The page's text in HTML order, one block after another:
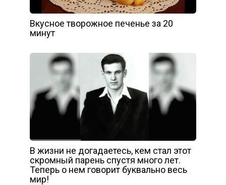
Вкусное творожное печенье за 20
минут
В жизни не догадаетесь, кем стал этот
скромный парень спустя много лет.
Теперь о нем говорит буквально весь
мир!